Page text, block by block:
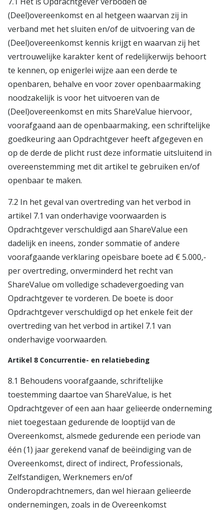
(Deel)overeenkomst en al hetgeen waarvan zij in
verband met het sluiten en/of de uitvoering van de
(Deel)overeenkomst kennis krijgt en waarvan zij het
vertrouwelijke karakter kent of redelijkerwijs behoort
te kennen, op enigerlei wijze aan een derde te
openbaren, behalve en voor zover openbaarmaking
noodzakelijk is voor het uitvoeren van de
(Deel)overeenkomst en mits ShareValue hiervoor,
voorafgaand aan de openbaarmaking, een schriftelijke
goedkeuring aan Opdrachtgever heeft afgegeven en
op de derde de plicht rust deze informatie uitsluitend in
overeenstemming met dit artikel te gebruiken en/of
openbaar te maken.
7.2 In het geval van overtreding van het verbod in
artikel 7.1 van onderhavige voorwaarden is
Opdrachtgever verschuldigd aan ShareValue een
dadelijk en ineens, zonder sommatie of andere
voorafgaande verklaring opeisbare boete ad € 5.000,-
per overtreding, onverminderd het recht van
ShareValue om volledige schadevergoeding van
Opdrachtgever te vorderen. De boete is door
Opdrachtgever verschuldigd op het enkele feit der
overtreding van het verbod in artikel 7.1 van
onderhavige voorwaarden.
Artikel 8 Concurrentie- en relatiebeding
8.1 Behoudens voorafgaande, schriftelijke
toestemming daartoe van ShareValue, is het
Opdrachtgever of een aan haar gelieerde onderneming
niet toegestaan gedurende de looptijd van de
Overeenkomst, alsmede gedurende een periode van
één (1) jaar gerekend vanaf de beëindiging van de
Overeenkomst, direct of indirect, Professionals,
Zelfstandigen, Werknemers en/of
Onderopdrachtnemers, dan wel hieraan gelieerde
ondernemingen, zoals in de Overeenkomst